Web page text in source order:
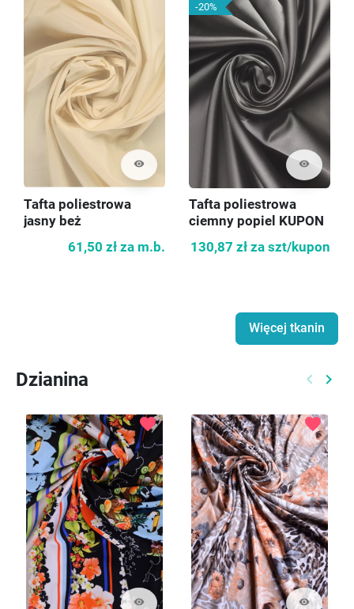
visibility
Tafta poliestrowa
jasny beż
61,50 zł za m.b.
-20%
visibility
Tafta poliestrowa
ciemny popiel KUPON
130,87 zł za szt/kupon
Więcej tkanin
Dzianina keyboard_arrow_left keyboard_arrow_right
visibility
favorite
visibility
favorite